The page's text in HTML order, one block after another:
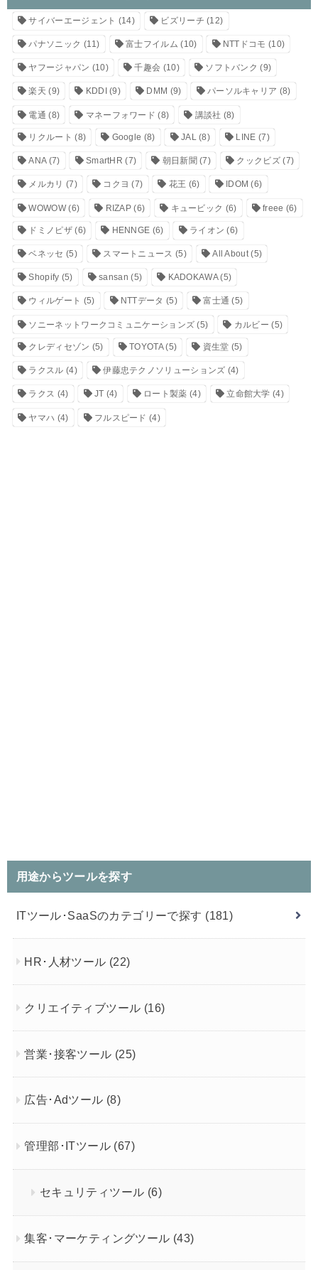
サイバーエージェント (14) ビズリーチ (12)
パナソニック (11) 富士フイルム (10) NTTドコモ (10)
ヤフージャパン (10) 千趣会 (10) ソフトバンク (9)
楽天 (9) KDDI (9) DMM (9) パーソルキャリア (8)
電通 (8) マネーフォワード (8) 講談社 (8)
リクルート (8) Google (8) JAL(8) LINE (7)
ANA(7) SmartHR (7) 朝日新聞 (7) クックビズ(7)
メルカリ (7) コクヨ (7) 花王 (6) IDOM (6)
WOWOW(6) RIZAP (6) キュービック (6) freee (6)
ドミノピザ(6) HENNGE (6) ライオン (6)
ベネッセ (5) スマートニュース (5) All About(5)
Shopify (5) sansan (5) KADOKAWA(5)
ウィルゲート (5) NTTデータ (5) 富士通 (5)
ソニーネットワークコミュニケーションズ (5) カルビー (5)
クレディセゾン (5) TOYOTA(5) 資生堂 (5)
ラクスル (4) 伊藤忠テクノソリューションズ (4)
ラクス (4) JT (4) ロート製薬 (4) 立命館大学 (4)
ヤマハ (4) フルスピード (4)
用途からツールを探す
ITツール･SaaSのカテゴリーで探す (181)
HR･人材ツール (22)
クリエイティブツール (16)
営業･接客ツール (25)
広告･Adツール (8)
管理部･ITツール (67)
セキュリティツール (6)
集客･マーケティングツール (43)